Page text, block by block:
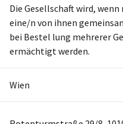
Die Gesellschaft wird,
eine/n von ihnen
bei Bestel lung mehrerer
ermächtigt werden.
Wien